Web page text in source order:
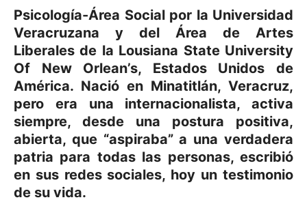
Psicología-Área Social por la Universidad
Veracruzana y del Área de Artes
Liberales de la Lousiana State University
Of New Orlean’s, Estados Unidos de
América. Nació en Minatitlán, Veracruz,
pero era una internacionalista, activa
siempre, desde una postura positiva,
abierta, que “aspiraba” a una verdadera
patria para todas las personas, escribió
en sus redes sociales, hoy un testimonio
de su vida.